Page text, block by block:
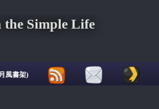
the Simple Life
風書架)